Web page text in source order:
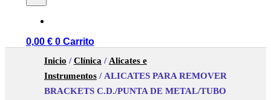
0,00 € 0 Carrito
Inicio /Clínica / Alicates e
Instrumentos/ ALICATES PARA REMOVER
BRACKETS C.D./PUNTA DE METAL/TUBO